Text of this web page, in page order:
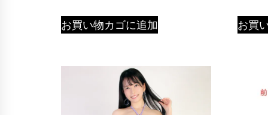
お買い物カゴに追加 お買